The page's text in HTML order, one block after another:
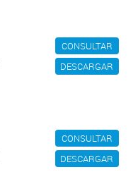
CONSULTAR
DESCARGAR
CONSULTAR
DESCARGAR